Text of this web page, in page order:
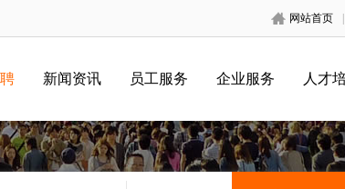
网站首页
新闻资讯 员工服务 企业服务 人才